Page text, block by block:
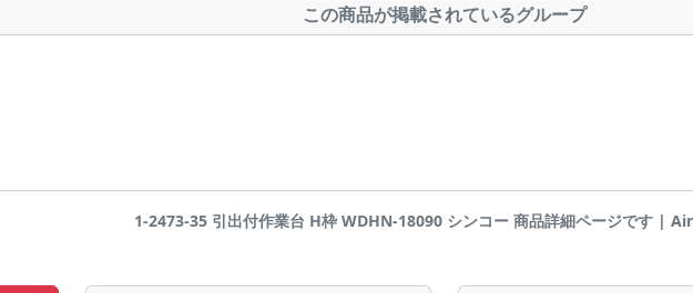
この商品が掲載されているグループ
1-2473-35 引出付作業台 H枠 WDHN-18090 シンコー 商品詳細ページです |